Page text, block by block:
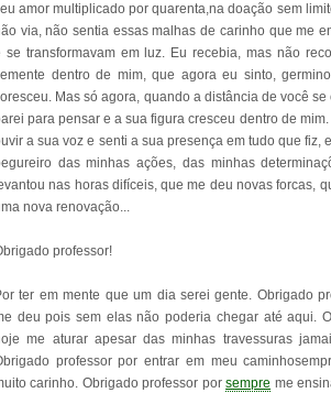
amor multiplicado por quarenta,na doação sem
via, não sentia essas malhas de carinho que me
se transformavam em luz. Eu recebia, mas não
dentro de mim, que agora eu sinto,
Mas só agora, quando a distância de você
para pensar e a sua figura cresceu dentro de
a sua voz e senti a sua presença em tudo que fiz,
das minhas ações, das minhas
nas horas difíceis, que me deu novas forcas,
nova renovação...
professor!
ter em mente que um dia serei gente. Obrigado
deu pois sem elas não poderia chegar até aqui.
me aturar apesar das minhas travessuras
professor por entrar em meu
carinho. Obrigado professor porsempre me